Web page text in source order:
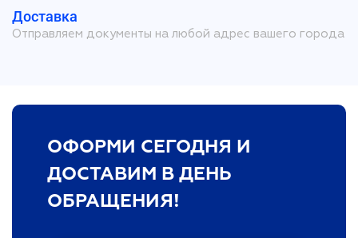
Доставка
Отправляем документы на любой адрес вашего города
ОФОРМИ СЕГОДНЯ И
ДОСТАВИМ В ДЕНЬ
ОБРАЩЕНИЯ!